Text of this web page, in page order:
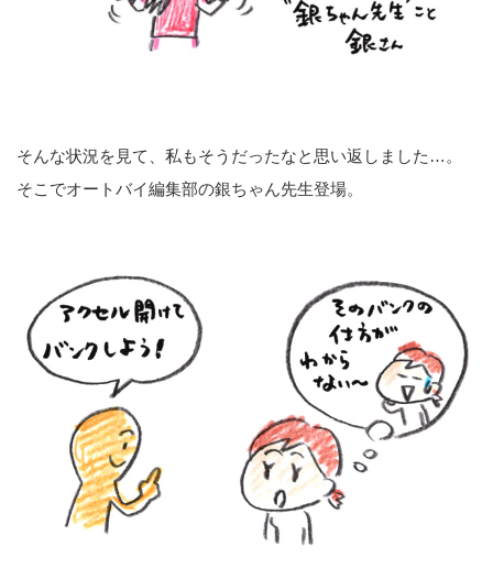
そんな状況を見て、私もそうだったなと思い返しました…。
そこでオートバイ編集部の銀ちゃん先生登場。